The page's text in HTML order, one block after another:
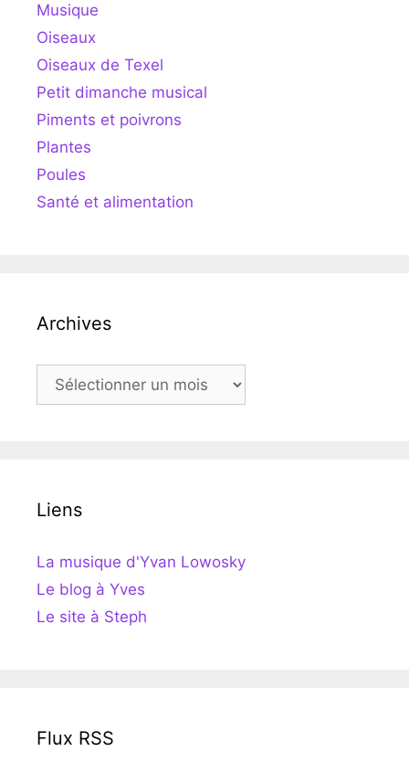
Musique
Oiseaux
Oiseaux de Texel
Petit dimanche musical
Piments et poivrons
Plantes
Poules
Santé et alimentation
Archives
Archives
Liens
La musique d'Yvan Lowosky
Le blog à Yves
Le site à Steph
Flux RSS